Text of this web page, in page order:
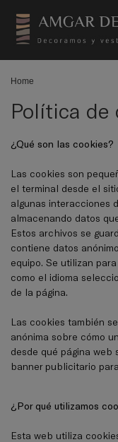
Home
Política de
¿Qué son las cookies?
Las cookies son
el terminal desde el
algunas interacciones
almacenando datos
Estos archivos se
contiene datos
equipo. Se utilizan
como el idioma
de la página.
Las cookies también
anónima sobre cómo
desde qué página web
banner publicitario
¿Por qué utilizamos
Esta web utiliza